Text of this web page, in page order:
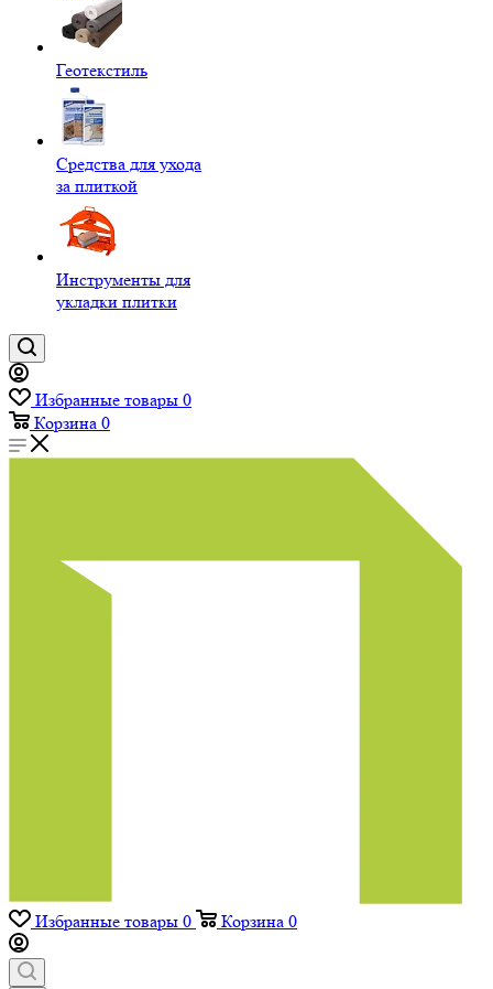
Геотекстиль
Средства для ухода
за плиткой
Инструменты для
укладки плитки
Избранные товары 0
Корзина 0
Избранные товары 0 Корзина 0